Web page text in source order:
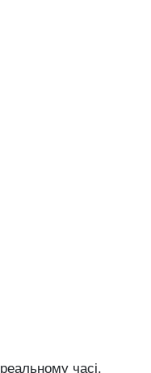
часі.